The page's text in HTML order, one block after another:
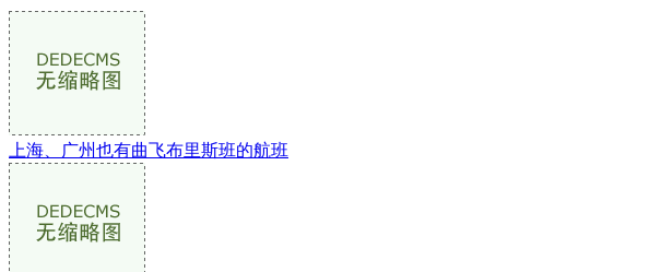
上海、广州也有曲飞布里斯班的航班